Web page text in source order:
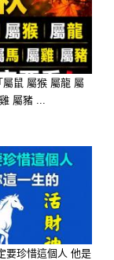
屬鼠 屬猴 屬龍 屬
屬豬 ...
要珍惜這個人 他是